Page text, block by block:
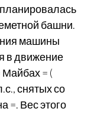
башни.
машины
в движение
= (
снятых со
=. Вес этого